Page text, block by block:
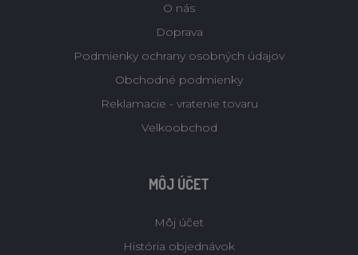
O nás
Doprava
Podmienky ochrany osobných údajov
Obchodné podmienky
Reklamacie - vratenie tovaru
Velkoobchod
MÔJ ÚČET
Môj účet
História objednávok